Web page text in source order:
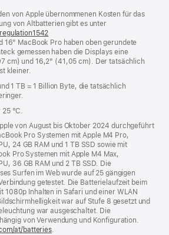
von Apple übernommenen Kosten für das
von Altbatterien gibt es unter
ein
neues
Fenster)
16" MacBook Pro haben oben gerundete
gemessen haben die Displays eine
cm) und 16,2" (41,05 cm). Der tatsächlich
kleiner.
1 TB = 1 Billion Byte, die tatsächlich
°C.
von August bis Oktober 2024 durchgeführt
Pro Systemen mit Apple M4 Pro,
24 GB RAM und 1 TB SSD sowie mit
Pro Systemen mit Apple M4 Max,
36 GB RAM und 2 TB SSD. Die
Surfen im Web wurde auf 25 gängigen
getestet. Die Batterielaufzeit beim
1080p Inhalten in Safari und einer WLAN
war auf Stufe 8 gesetzt und
war ausgeschaltet. Die
von Verwendung und Konfiguration.
at/batteries.